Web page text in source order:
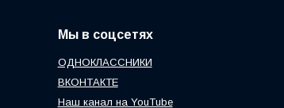
Мы в соцсетях
ОДНОКЛАССНИКИ
ВКОНТАКТЕ
Наш канал на YouTube